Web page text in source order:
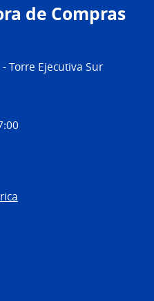
de Compras
Torre Ejecutiva Sur